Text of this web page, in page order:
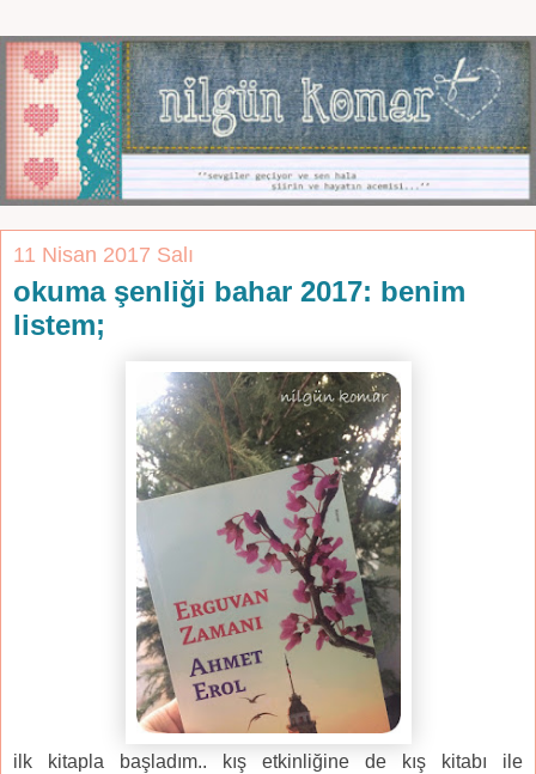
11 Nisan 2017 Salı
okuma şenliği bahar 2017: benim
listem;
ilk kitapla başladım.. kış etkinliğine de kış kitabı ile